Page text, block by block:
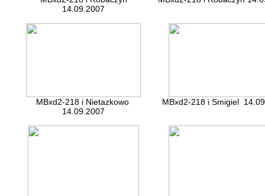
14.09.2007
MBxd2-218 i Nietazkowo
14.09.2007
MBxd2-218 i Smigiel